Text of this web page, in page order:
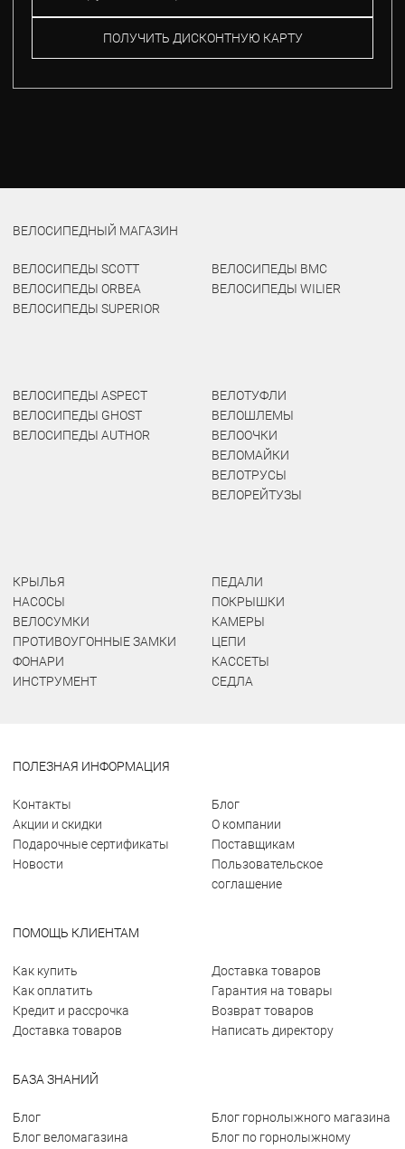
ПОЛУЧИТЬ ДИСКОНТНУЮ КАРТУ
ВЕЛОСИПЕДНЫЙ МАГАЗИН
ВЕЛОСИПЕДЫ SCOTT
ВЕЛОСИПЕДЫ ORBEA
ВЕЛОСИПЕДЫ SUPERIOR
ВЕЛОСИПЕДЫ BMC
ВЕЛОСИПЕДЫ WILIER
ВЕЛОСИПЕДЫ ASPECT
ВЕЛОСИПЕДЫ GHOST
ВЕЛОСИПЕДЫ AUTHOR
ВЕЛОТУФЛИ
ВЕЛОШЛЕМЫ
ВЕЛООЧКИ
ВЕЛОМАЙКИ
ВЕЛОТРУСЫ
ВЕЛОРЕЙТУЗЫ
КРЫЛЬЯ
НАСОСЫ
ВЕЛОСУМКИ
ПРОТИВОУГОННЫЕ ЗАМКИ
ФОНАРИ
ИНСТРУМЕНТ
ПЕДАЛИ
ПОКРЫШКИ
КАМЕРЫ
ЦЕПИ
КАССЕТЫ
СЕДЛА
ПОЛЕЗНАЯ ИНФОРМАЦИЯ
Контакты
Акции и скидки
Подарочные сертификаты
Новости
Блог
О компании
Поставщикам
Пользовательское
соглашение
ПОМОЩЬ КЛИЕНТАМ
Как купить
Как оплатить
Кредит и рассрочка
Доставка товаров
Доставка товаров
Гарантия на товары
Возврат товаров
Написать директору
БАЗА ЗНАНИЙ
Блог
Блог веломагазина
Блог горнолыжного магазина
Блог по горнолыжному